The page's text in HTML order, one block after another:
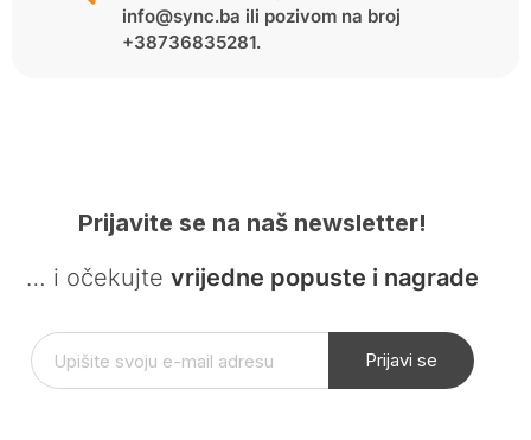
info@sync.ba ili pozivom na broj
+38736835281.
Prijavite se na naš newsletter!
… i očekujte vrijedne popuste i nagrade
Prijavi se